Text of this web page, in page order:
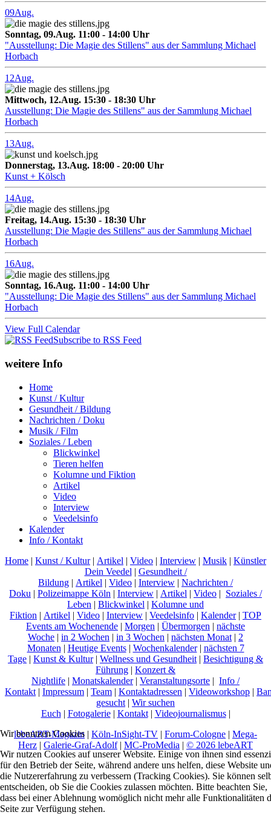
09Aug.
Sonntag, 09.Aug. 11:00 - 14:00 Uhr
"Ausstellung: Die Magie des Stillens" aus der Sammlung Michael
Horbach
12Aug.
Mittwoch, 12.Aug. 15:30 - 18:30 Uhr
Ausstellung: Die Magie des Stillens" aus der Sammlung Michael
Horbach
13Aug.
Donnerstag, 13.Aug. 18:00 - 20:00 Uhr
Kunst + Kölsch
14Aug.
Freitag, 14.Aug. 15:30 - 18:30 Uhr
Ausstellung: Die Magie des Stillens" aus der Sammlung Michael
Horbach
16Aug.
Sonntag, 16.Aug. 11:00 - 14:00 Uhr
"Ausstellung: Die Magie des Stillens" aus der Sammlung Michael
Horbach
View Full Calendar
Subscribe to RSS Feed
weitere Info
Home
Kunst / Kultur
Gesundheit / Bildung
Nachrichten / Doku
Musik / Film
Soziales / Leben
Blickwinkel
Tieren helfen
Kolumne und Fiktion
Artikel
Video
Interview
Veedelsinfo
Kalender
Info / Kontakt
Home | Kunst / Kultur| Artikel | Video | Interview | Musik | Künstler
Dein Veedel | Gesundheit /
Bildung | Artikel | Video | Interview | Nachrichten /
Doku | Polizeimappe Köln | Interview | Artikel | Video | Soziales /
Leben | Blickwinkel | Kolumne und
Fiktion | Artikel | Video | Interview | Veedelsinfo | Kalender| TOP
Events am Wochenende | Morgen | Übermorgen | nächste
Woche | in 2 Wochen | in 3 Wochen | nächsten Monat | 2
Monaten | Heutige Events| Wochenkalender| nächsten 7
Tage | Kunst & Kultur| Wellness und Gesundheit | Besichtigung &
Führung | Konzert &
Nightlife | Monatskalender| Veranstaltungsorte | Info /
Kontakt | Impressum | Team | Kontaktadressen | Videoworkshop |
gesucht | Wir suchen
Euch | Fotogalerie| Kontakt| Videojournalismus|
lebeART-Magazin | Köln-InSight-TV | Forum-Cologne | Mega-
Herz | Galerie-Graf-Adolf| MC-ProMedia | © 2026 lebeART
Wir benutzen Cookies
Wir nutzen Cookies auf unserer Website. Einige von ihnen sind
für den Betrieb der Seite, während andere uns helfen, diese Website
die Nutzererfahrung zu verbessern (Tracking Cookies). Sie können
entscheiden, ob Sie die Cookies zulassen möchten. Bitte beachten Sie,
dass bei einer Ablehnung womöglich nicht mehr alle Funktionalitäten
Seite zur Verfügung stehen.